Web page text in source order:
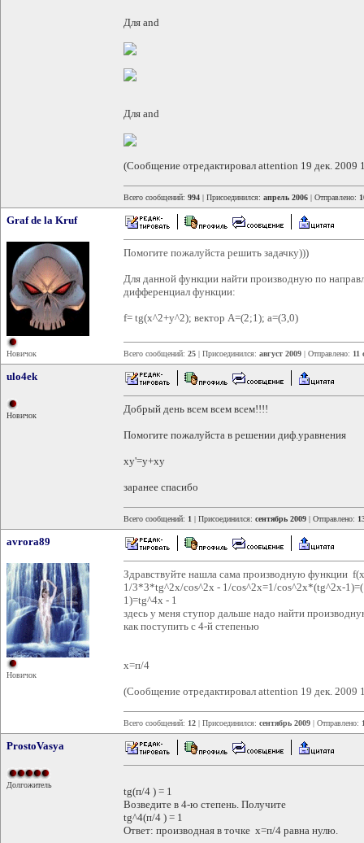
Для and
Для and
(Сообщение отредактировал attention 19 дек. 2009
Всего сообщений: 994 | Присоединился: апрель 2006 | Отправлено:
Graf de la Kruf
Новичок
Помогите пожалуйста решить задачку)))
Для данной функции найти производную по
дифференциал функции:
f= tg(x^2+y^2); вектор А=(2;1); a=(3,0)
Всего сообщений: 25 | Присоединился: август 2009 | Отправлено: 11
ulo4ek
Новичок
Добрый день всем всем всем!!!!
Помогите пожалуйста в решении диф.уравнения
xy'=y+xy
заранее спасибо
Всего сообщений: 1 | Присоединился: сентябрь 2009 | Отправлено:
avrora89
Новичок
Здравствуйте нашла сама производную функции
1/3*3*tg^2x/соs^2x - 1/cos^2x=1/cos^2x*(tg^2x-
1)=tg^4x - 1
здесь у меня ступор дальше надо найти
как поступить с 4-й степенью
x=п/4
(Сообщение отредактировал attention 19 дек. 2009
Всего сообщений: 12 | Присоединился: сентябрь 2009 | Отправлено:
ProstoVasya
Долгожитель
tg(п/4 ) = 1
Возведите в 4-ю степень. Получите
tg^4(п/4 ) = 1
Ответ: производная в точке x=п/4 равна нулю.